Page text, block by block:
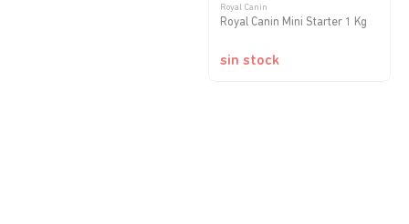
Royal Canin
Royal Canin Mini Starter 1 Kg
sin stock